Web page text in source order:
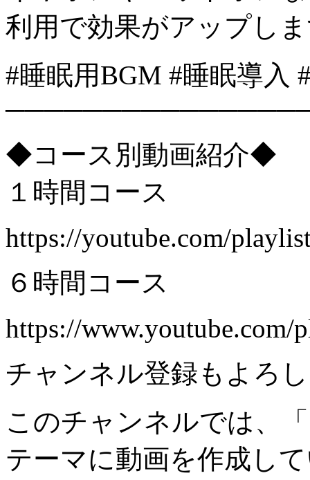
利用で効果がアップし
#睡眠用BGM #睡眠導入
◆コース別動画紹介◆
１時間コース
https://youtube.com/
６時間コース
https://
チャンネル登録もよろ
このチャンネルでは、
テーマに動画を作成し